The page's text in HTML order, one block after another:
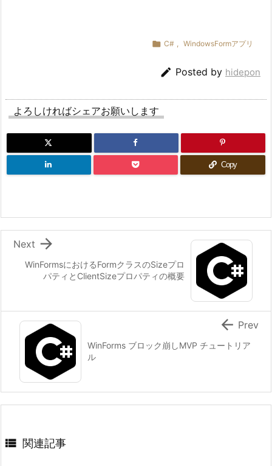
 C# WindowsFormアプリ
 Posted by hidepon
よろしければシェアお願いします
Copy
WinFormsにおけるFormクラスのSizeプロ
パティとClientSizeプロパティの概要

Next
WinForms ブロック崩しMVP チュートリア
ル
 Prev
 関連記事